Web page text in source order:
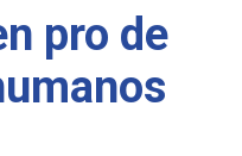
pro de